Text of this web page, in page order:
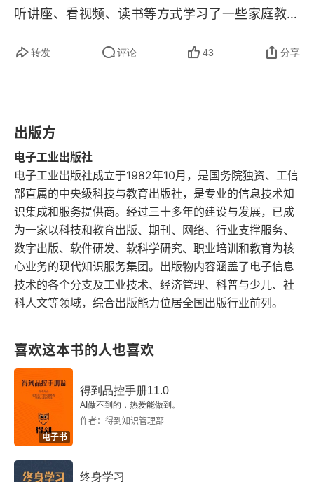
活动六：我想对你说……
活动二：家务劳动日
活动三：我家的蒜宝宝
活动四：不当“电视迷”
活动五：“涂鸦墙”的故事
效果评估
品行塑造篇
小测验
活动一：我会自己吃饭
听讲座、看视频、读书等方式学习了一些家庭教育
多时候，家长在遇到具体问题时还是存在手足无
什么呢？家庭教育是一项实践性很强的活动，家长
只满足于书本学习是不行的，从 “知” 到 “行” 还有
一段不短的距离。知道不等于理解，理解不等于能
做，能做不等于有效。理念和知识是家庭教育水平
提升的基础，家长只有通过不断实践、不断反思才
能实现知行合一，不断提升教养能力。
转发 评论 43 分享
出版方
电子工业出版社
电子工业出版社成立于1982年10月，是国务院独资、工信
部直属的中央级科技与教育出版社，是专业的信息技术知
识集成和服务提供商。经过三十多年的建设与发展，已成
为一家以科技和教育出版、期刊、网络、行业支撑服务、
数字出版、软件研发、软科学研究、职业培训和教育为核
心业务的现代知识服务集团。出版物内容涵盖了电子信息
技术的各个分支及工业技术、经济管理、科普与少儿、社
科人文等领域，综合出版能力位居全国出版行业前列。
喜欢这本书的人也喜欢
电子书
得到品控手册11.0
AI做不到的，热爱能做到。
作者：得到知识管理部
终身学习